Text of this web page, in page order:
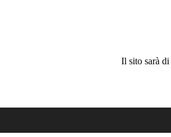
Il sito sarà